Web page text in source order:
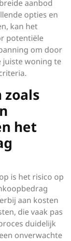
aanbod
opties en
kan het
potentiële
om door
juiste woning te
het
is het risico op
aan kosten
die vaak pas
duidelijk
onverwachte